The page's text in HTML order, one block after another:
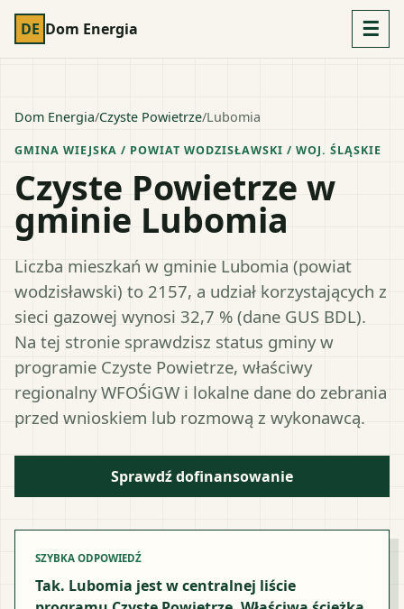
DE Dom Energia ☰
Dom Energia/Czyste Powietrze/Lubomia
GMINA WIEJSKA / POWIAT WODZISŁAWSKI / WOJ. ŚLĄSKIE
Czyste Powietrze w
gminie Lubomia
Liczba mieszkań w gminie Lubomia (powiat
wodzisławski) to 2157, a udział korzystających z
sieci gazowej wynosi 32,7 % (dane GUS BDL).
Na tej stronie sprawdzisz status gminy w
programie Czyste Powietrze, właściwy
regionalny WFOŚiGW i lokalne dane do zebrania
przed wnioskiem lub rozmową z wykonawcą.
Sprawdź dofinansowanie
SZYBKA ODPOWIEDŹ
Tak. Lubomia jest w centralnej liście